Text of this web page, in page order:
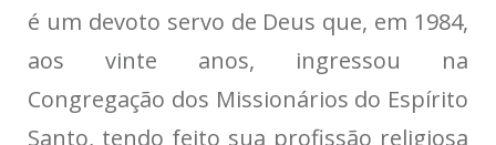
é um devoto servo de Deus que, em 1984,
aos vinte anos, ingressou na
Congregação dos Missionários do Espírito
Santo, tendo feito sua profissão religiosa